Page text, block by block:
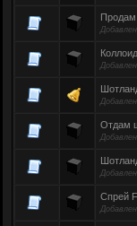
Продам
Отдам
Спрей